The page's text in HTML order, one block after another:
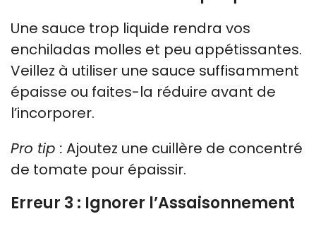
Une sauce trop liquide rendra vos
enchiladas molles et peu appétissantes.
Veillez à utiliser une sauce suffisamment
épaisse ou faites-la réduire avant de
l’incorporer.
Pro tip : Ajoutez une cuillère de concentré
de tomate pour épaissir.
Erreur 3 : Ignorer l’Assaisonnement